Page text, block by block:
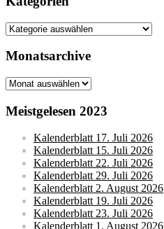
Kategorien
Monatsarchive
Monatsarchive
Meistgelesen 2023
Kalenderblatt 17. Juli 2026
Kalenderblatt 15. Juli 2026
Kalenderblatt 22. Juli 2026
Kalenderblatt 29. Juli 2026
Kalenderblatt 2. August 2026
Kalenderblatt 19. Juli 2026
Kalenderblatt 23. Juli 2026
Kalenderblatt 1. August 2026